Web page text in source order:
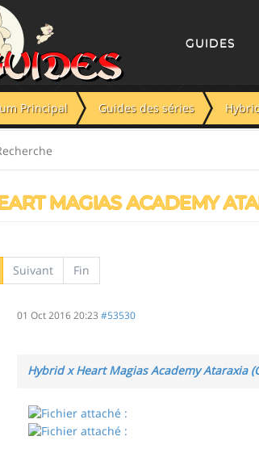
GUIDES
Principal Guides des séries
MAGIAS ACADEMY
Suivant Fin
01 Oct 2016 20:23 #53530
Hybrid x Heart Magias Academy Ataraxia